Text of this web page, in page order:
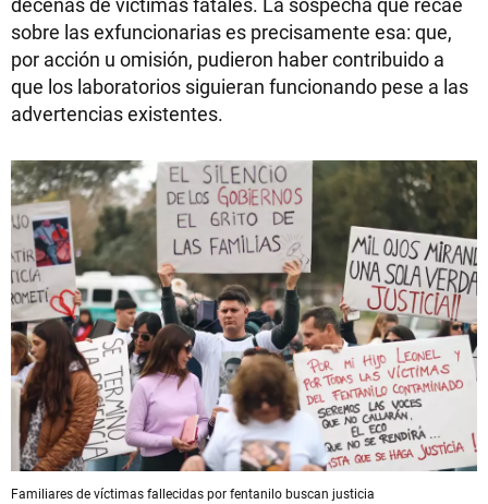
sobre las exfuncionarias es precisamente esa: que,
por acción u omisión, pudieron haber contribuido a
que los laboratorios siguieran funcionando pese a las
advertencias existentes.
Familiares de víctimas fallecidas por fentanilo buscan justicia